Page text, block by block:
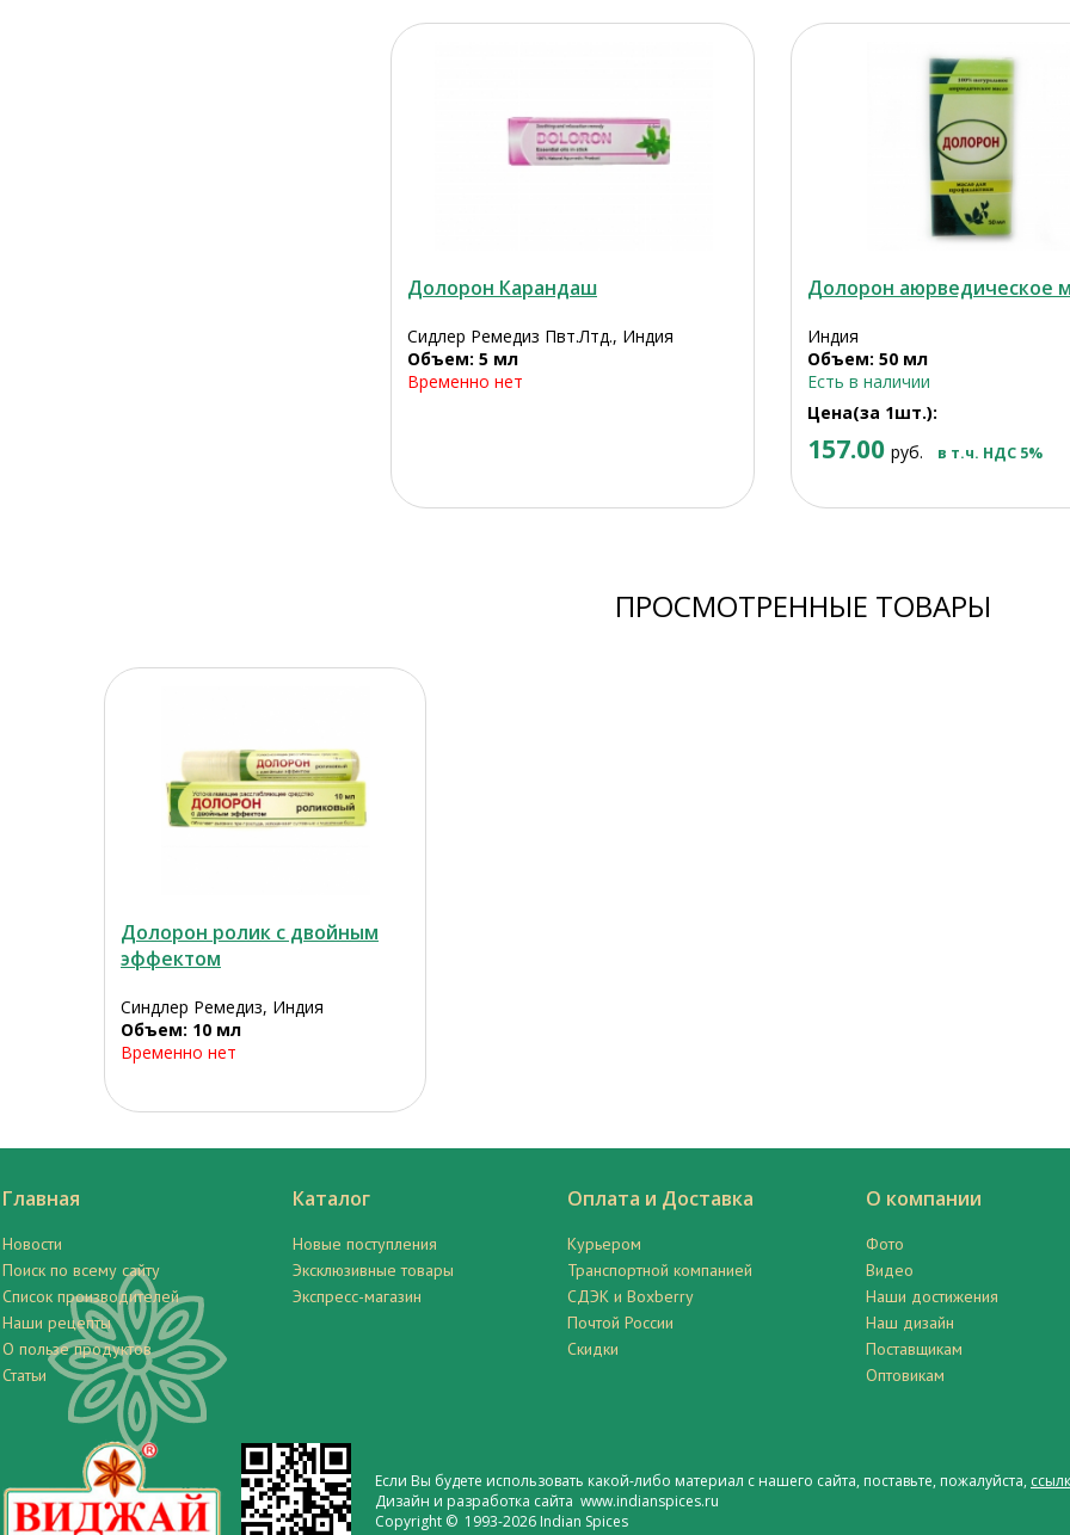
Долорон Карандаш
Сидлер Ремедиз Пвт.Лтд., Индия
Объем: 5 мл
Временно нет
Долорон аюрведическое
Индия
Объем: 50 мл
Есть в наличии
Цена(за 1шт.):
157.00 руб. в т.ч. НДС 5%
ПРОСМОТРЕННЫЕ ТОВАРЫ
Долорон ролик с двойным
эффектом
Синдлер Ремедиз, Индия
Объем: 10 мл
Временно нет
Главная
Новости
Поиск по всему сайту
Список производителей
Наши рецепты
О пользе продуктов
Статьи
Каталог
Новые поступления
Эксклюзивные товары
Экспресс-магазин
Оплата и Доставка
Курьером
Транспортной компанией
СДЭК и Boxberry
Почтой России
Скидки
О компании
Фото
Видео
Наши достижения
Наш дизайн
Поставщикам
Оптовикам
Если Вы будете использовать какой-либо материал с нашего сайта, поставьте, пожалуйста,
Дизайн и разработка сайта www.indianspices.ru
Copyright © 1993-2026 Indian Spices